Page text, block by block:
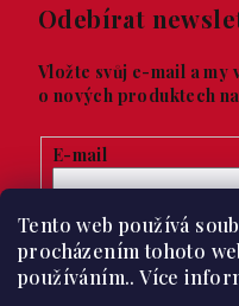
Tento web používá
procházením tohoto
používáním.. Více
Odebírat
Vložte svůj e-mail a my
o nových produktech
E-mail
osobních údajů